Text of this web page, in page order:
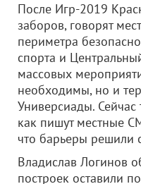
После Игр-2019
заборов, говорят
периметра
спорта и
массовых
необходимы, но и
Универсиады. Сейчас
как пишут местные
что барьеры решили
Владислав Логинов
построек оставили